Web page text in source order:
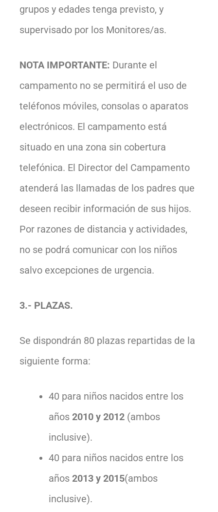
grupos y edades tenga previsto, y
supervisado por los Monitores/as.
NOTA IMPORTANTE: Durante el
campamento no se permitirá el uso de
teléfonos móviles, consolas o aparatos
electrónicos. El campamento está
situado en una zona sin cobertura
telefónica. El Director del Campamento
atenderá las llamadas de los padres que
deseen recibir información de sus hijos.
Por razones de distancia y actividades,
no se podrá comunicar con los niños
salvo excepciones de urgencia.
3.- PLAZAS.
Se dispondrán 80 plazas repartidas de la
siguiente forma:
40 para niños nacidos entre los
años 2010 y 2012 (ambos
inclusive).
40 para niños nacidos entre los
años 2013 y 2015(ambos
inclusive).